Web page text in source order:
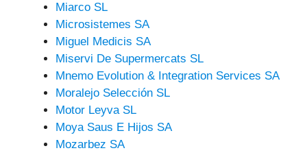
Miarco SL
Microsistemes SA
Miguel Medicis SA
Miservi De Supermercats SL
Mnemo Evolution & Integration Services SA
Moralejo Selección SL
Motor Leyva SL
Moya Saus E Hijos SA
Mozarbez SA